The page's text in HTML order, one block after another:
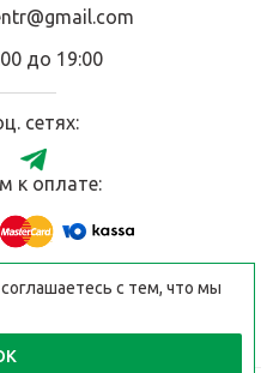
до 19:00
сетях:
к оплате:
с тем, что мы